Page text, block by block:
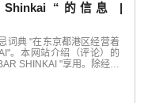
“的信息 |
词典 "在东京都港区经营着
。本网站介绍（评论）的
SHINKAI "享用。除经营